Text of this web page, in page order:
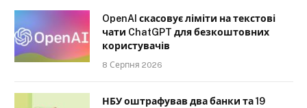
OpenAI скасовує ліміти на текстові
чати ChatGPT для безкоштовних
користувачів
8 Серпня 2026
НБУ оштрафував два банки та 19